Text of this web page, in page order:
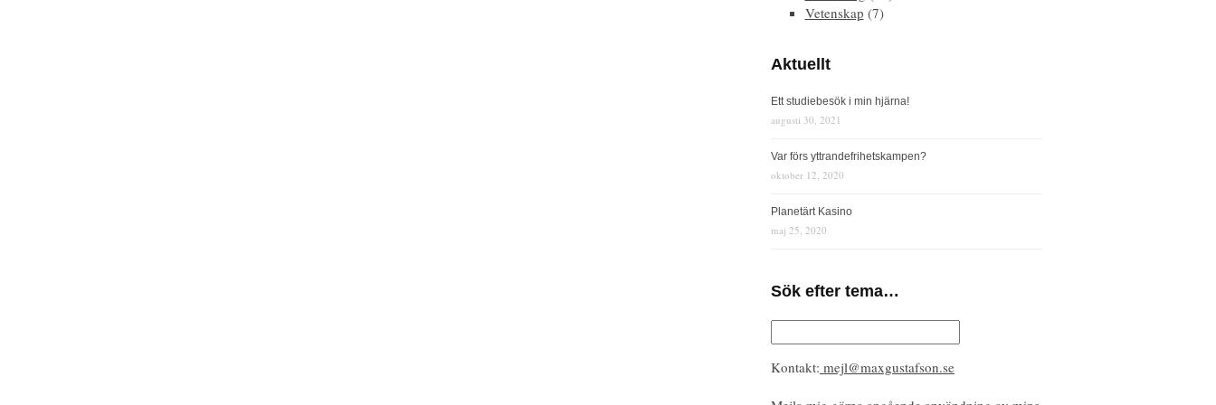
Vetenskap (7)
Aktuellt
Ett studiebesök i min hjärna!
augusti 30, 2021
Var förs yttrandefrihetskampen?
oktober 12, 2020
Planetärt Kasino
maj 25, 2020
Sök efter tema…
Kontakt: mejl@maxgustafson.se